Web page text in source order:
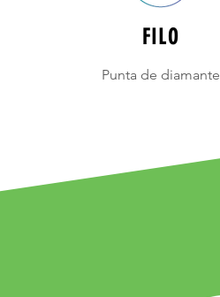
FILO
Punta de diamante